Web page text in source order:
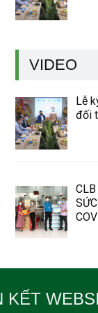
VIDEO
Lễ
đối
KẾT